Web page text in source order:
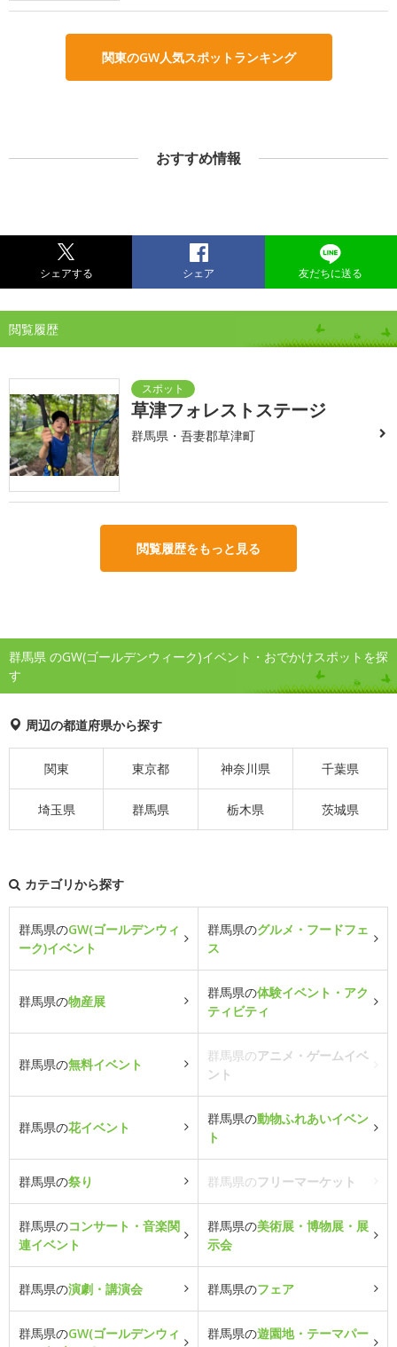
関東のGW人気スポットランキング
おすすめ情報
シェアする シェア 友だちに送る
閲覧履歴
草津フォレストステージ
群馬県・吾妻郡草津町
閲覧履歴をもっと見る
群馬県 のGW(ゴールデンウィーク)イベント・おでかけスポットを探
す
周辺の都道府県から探す
関東 東京都 神奈川県 千葉県
埼玉県 群馬県 栃木県 茨城県
カテゴリから探す
群馬県のGW(ゴールデンウィ
ーク)イベント
群馬県のグルメ・フードフェ
ス
群馬県の物産展
群馬県の体験イベント・アク
ティビティ
群馬県の無料イベント
群馬県のアニメ・ゲームイベ
ント
群馬県の花イベント
群馬県の動物ふれあいイベン
ト
群馬県の祭り 群馬県のフリーマーケット
群馬県のコンサート・音楽関
連イベント
群馬県の美術展・博物展・展
示会
群馬県の演劇・講演会 群馬県のフェア
群馬県のGW(ゴールデンウィ
群馬県の遊園地・テーマパー